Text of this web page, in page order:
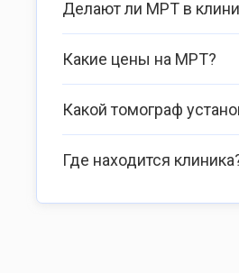
Делают ли МРТ в
Какие цены на МРТ?
Какой томограф
Где находится